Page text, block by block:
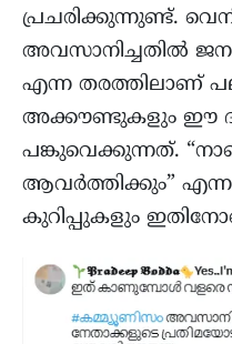
പ്രചരിക്കുന്നുണ്ട്.
അവസാനിച്ചതിൽ
എന്ന തരത്തിലാണ്
അക്കൗണ്ടുകളും ഈ
പങ്കുവെക്കുന്നത്.
ആവർത്തിക്കും” എന്ന
കുറിപ്പുകളും